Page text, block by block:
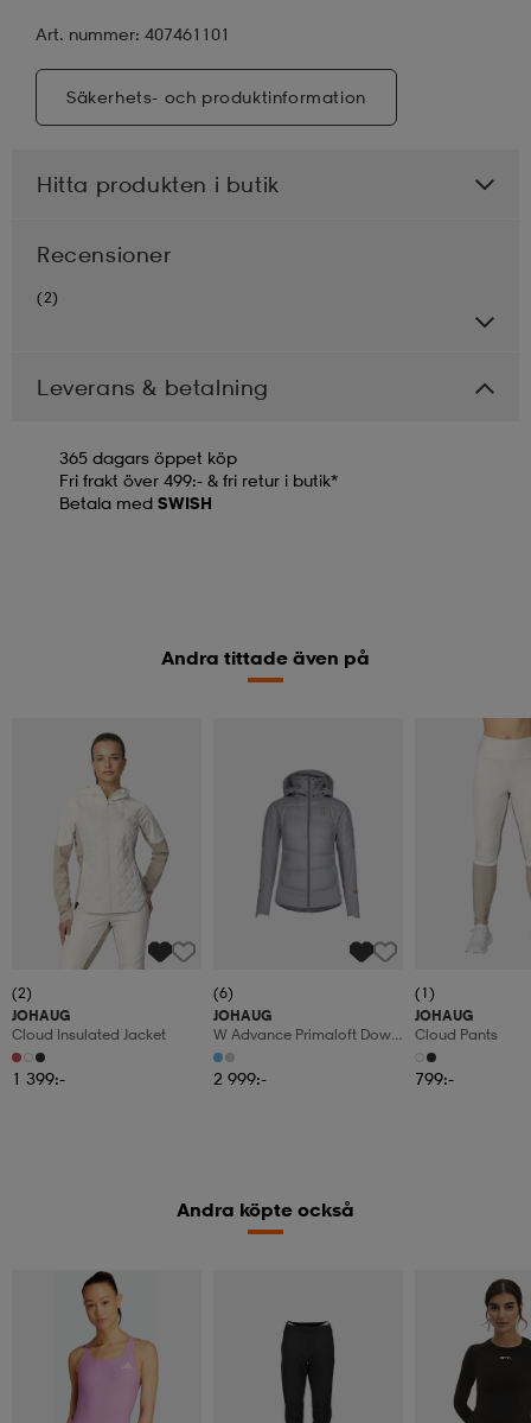
Art. nummer: 407461101
Säkerhets- och produktinformation
Hitta produkten i butik
Recensioner
(2)
Leverans & betalning
365 dagars öppet köp
Fri frakt över 499:- & fri retur i butik*
Betala med SWISH
Andra tittade även på
(2)
JOHAUG
Cloud Insulated Jacket
1 399:-
(6)
JOHAUG
W Advance Primaloft Down
Jacket
2 999:-
(1)
JOHAUG
Cloud Pants
799:-
Andra köpte också